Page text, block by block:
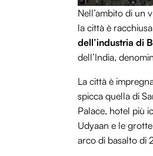
Nell’ambito di un
la città è
dell’industria di
dell’India,
La città è
spicca quella di
Palace, hotel più
Udyaan e le
arco di basalto di